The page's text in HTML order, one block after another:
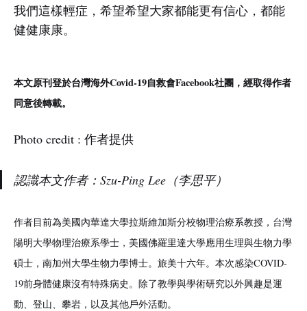
我們這樣輕症，希望希望大家都能更有信心，都能
健健康康。
本文原刊登於台灣海外Covid-19自救會Facebook社團，經取得作者
同意後轉載。
Photo credit : 作者提供
認識本文作者：Szu-Ping Lee（李思平）
作者目前為美國內華達大學拉斯維加斯分校物理治療系教授，台灣
陽明大學物理治療系學士，美國佛羅里達大學應用生理與生物力學
碩士，南加州大學生物力學博士。旅美十六年。本次感染COVID-
19前身體健康沒有特殊病史。除了教學與學術研究以外興趣是運
動、登山、攀岩，以及其他戶外活動。